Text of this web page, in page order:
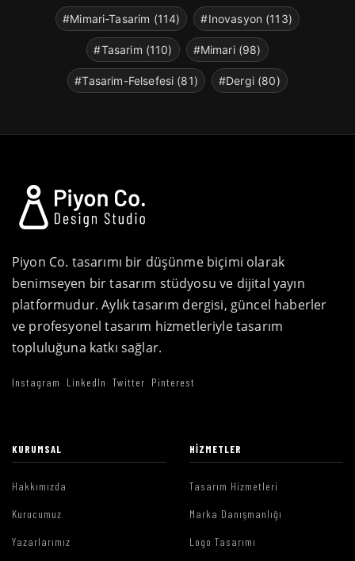
#Mimari-Tasarim (114) #Inovasyon (113)
#Tasarim (110) #Mimari (98)
#Tasarim-Felsefesi (81) #Dergi (80)
Piyon Co. tasarımı bir düşünme biçimi olarak
benimseyen bir tasarım stüdyosu ve dijital yayın
platformudur. Aylık tasarım dergisi, güncel haberler
ve profesyonel tasarım hizmetleriyle tasarım
topluluğuna katkı sağlar.
Instagram LinkedIn Twitter Pinterest
KURUMSAL
Hakkımızda
Kurucumuz
Yazarlarımız
HIZMETLER
Tasarım Hizmetleri
Marka Danışmanlığı
Logo Tasarımı